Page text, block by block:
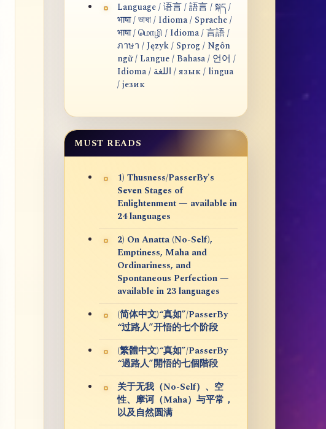
Language / 语言 / 語言 / སྐད /
भाषा / ভাষা / Idioma / Sprache /
भाषा / மொழி / Idioma / 言語 /
ภาษา / Język / Sprog / Ngôn
ngữ / Langue / Bahasa / 언어 /
Idioma / اللغة / язык / lingua
/ језик
MUST READS
1) Thusness/PasserBy's
Seven Stages of
Enlightenment — available in
24 languages
2) On Anatta (No-Self),
Emptiness, Maha and
Ordinariness, and
Spontaneous Perfection —
available in 23 languages
(简体中文)“真如”/PasserBy
“过路人”开悟的七个阶段
(繁體中文)“真如”/PasserBy
“過路人”開悟的七個階段
关于无我（No-Self）、空
性、摩诃（Maha）与平常，
以及自然圆满